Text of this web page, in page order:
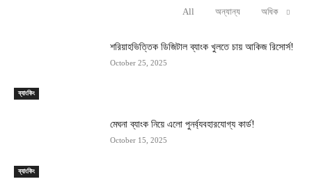
All অন্যান্য অধিক
ব্যাংকিং
শরিয়াহভিত্তিক ডিজিটাল ব্যাংক খুলতে চায় আকিজ রিসোর্স!
October 25, 2025
ব্যাংকিং
মেঘনা ব্যাংক নিয়ে এলো পুনর্ব্যবহারযোগ্য কার্ড!
October 15, 2025